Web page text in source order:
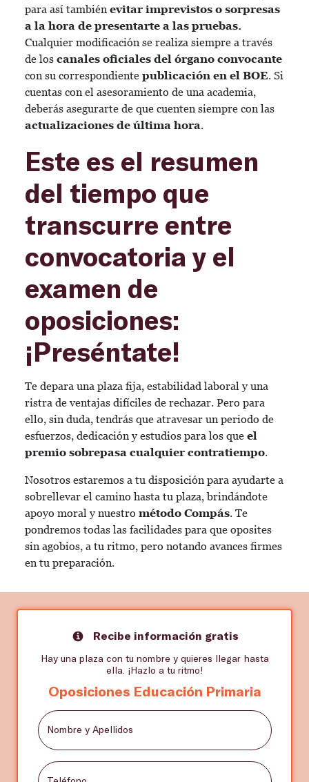
para así también evitar imprevistos o sorpresas
a la hora de presentarte a las pruebas.
Cualquier modificación se realiza siempre a través
de los canales oficiales del órgano convocante
con su correspondiente publicación en el BOE. Si
cuentas con el asesoramiento de una academia,
deberás asegurarte de que cuenten siempre con las
actualizaciones de última hora.
Este es el resumen
del tiempo que
transcurre entre
convocatoria y el
examen de
oposiciones:
¡Preséntate!
Te depara una plaza fija, estabilidad laboral y una
ristra de ventajas difíciles de rechazar. Pero para
ello, sin duda, tendrás que atravesar un periodo de
esfuerzos, dedicación y estudios para los que el
premio sobrepasa cualquier contratiempo.
Nosotros estaremos a tu disposición para ayudarte a
sobrellevar el camino hasta tu plaza, brindándote
apoyo moral y nuestro método Compás. Te
pondremos todas las facilidades para que oposites
sin agobios, a tu ritmo, pero notando avances firmes
en tu preparación.
Recibe información gratis
Hay una plaza con tu nombre y quieres llegar hasta
ella. ¡Hazlo a tu ritmo!
Oposiciones Educación Primaria
Nombre y Apellidos